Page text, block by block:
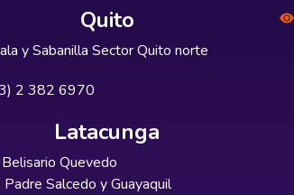
Quito
y Sabanilla Sector Quito norte
2 382 6970
Latacunga
Quevedo
Padre Salcedo y Guayaquil